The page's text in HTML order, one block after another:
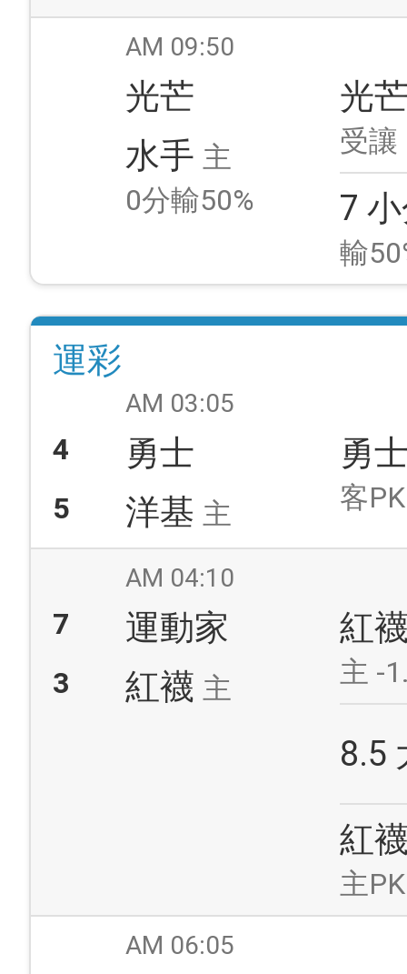
AM 09:50
光芒
水手 主
0分輸50%
光
受讓
7
輸
運彩
AM 03:05
4 勇士
5 洋基 主
勇
客PK
AM 04:10
7 運動家
3 紅襪 主
紅
主 -
8.5
紅
主PK
AM 06:05